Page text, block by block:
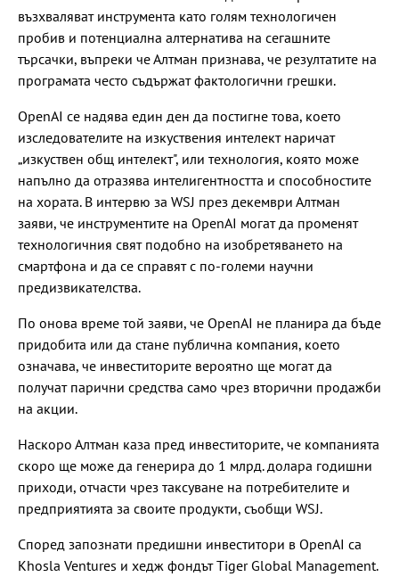
възхваляват инструмента като голям технологичен
пробив и потенциална алтернатива на сегашните
търсачки, въпреки че Алтман признава, че резултатите на
програмата често съдържат фактологични грешки.
OpenAI се надява един ден да постигне това, което
изследователите на изкуствения интелект наричат
„изкуствен общ интелект", или технология, която може
напълно да отразява интелигентността и способностите
на хората. В интервю за WSJ през декември Алтман
заяви, че инструментите на OpenAI могат да променят
технологичния свят подобно на изобретяването на
смартфона и да се справят с по-големи научни
предизвикателства.
По онова време той заяви, че OpenAI не планира да бъде
придобита или да стане публична компания, което
означава, че инвеститорите вероятно ще могат да
получат парични средства само чрез вторични продажби
на акции.
Наскоро Алтман каза пред инвеститорите, че компанията
скоро ще може да генерира до 1 млрд. долара годишни
приходи, отчасти чрез таксуване на потребителите и
предприятията за своите продукти, съобщи WSJ.
Според запознати предишни инвеститори в OpenAI са
Khosla Ventures и хедж фондът Tiger Global Management.